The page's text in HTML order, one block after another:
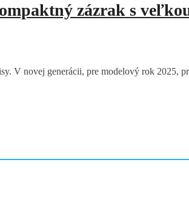
zázrak s
V novej generácii, pre modelový rok 2025,